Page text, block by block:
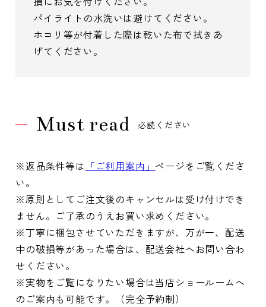
パイライトの水洗いは避けてください。
ホコリ等が付着した際は乾いた布で拭きあ
げてください。
Must read 必読ください
※返品条件等は 「ご利用案内」 ページをご覧くださ
い。
※原則としてご注文後のキャンセルは受け付けでき
ません。ご了承のうえお買い求めください。
※丁寧に梱包させていただきますが、万が一、配送
中の破損等があった場合は、配送会社へお問い合わ
せください。
※実物をご覧になりたい場合は当店ショールームへ
のご案内も可能です。（完全予約制）